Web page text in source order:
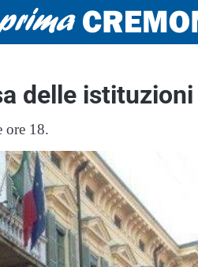
delle istituzioni
ore 18.